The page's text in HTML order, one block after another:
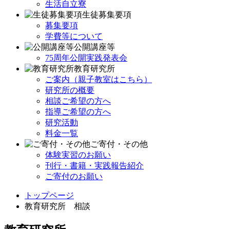
生活自立寮
生徒募集要項
募集要項
学費等について
公開講座等
75周年公開実践発表会
教育研究所
ご案内（親子教室はこちら）
研究所の概要
相談ご希望の方へ
指導ご希望の方へ
研究活動
料金一覧
ご寄付・その他
体験実習のお願い
刊行・書籍・実践報告紹介
ご寄付のお願い
トップページ
教育研究所 相談